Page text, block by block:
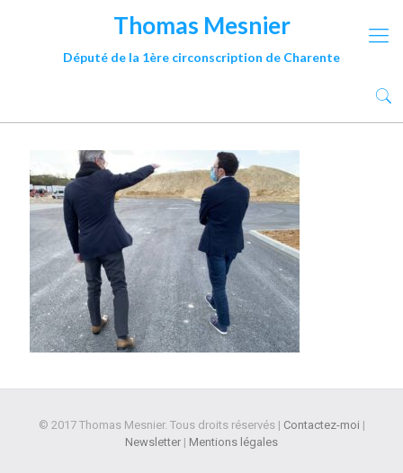
Thomas Mesnier
Député de la 1ère circonscription de Charente
© 2017 Thomas Mesnier. Tous droits réservés | Contactez-moi |
Newsletter | Mentions légales